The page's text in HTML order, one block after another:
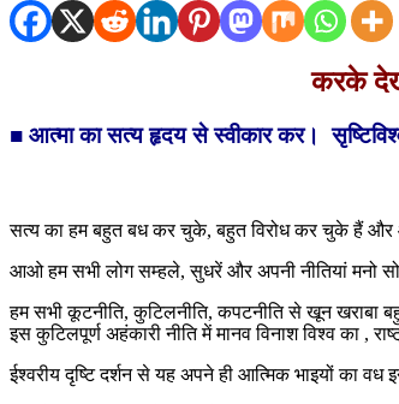
करके देख
■ आत्मा का सत्य हृदय से स्वीकार कर।
सत्य का हम बहुत बध कर चुके, बहुत विरोध कर चुके हैं
आओ हम सभी लोग सम्हले, सुधरें और अपनी नीतियां मनो
हम सभी कूटनीति, कुटिलनीति, कपटनीति से खून खराबा
इस कुटिलपूर्ण अहंकारी नीति में मानव विनाश विश्व का ,
ईश्वरीय दृष्टि दर्शन से यह अपने ही आत्मिक भाइयों का वध